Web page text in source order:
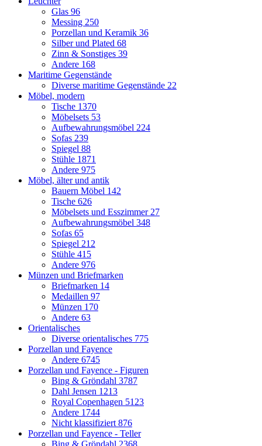
Glas 96
Messing 250
Porzellan und Keramik 36
Silber und Plated 68
Zinn & Sonstiges 39
Andere 168
Maritime Gegenstände
Diverse maritime Gegenstände 22
Möbel, modern
Tische 1370
Möbelsets 53
Aufbewahrungsmöbel 224
Sofas 239
Spiegel 88
Stühle 1871
Andere 975
Möbel, älter und antik
Bauern Möbel 142
Tische 626
Möbelsets und Esszimmer 27
Aufbewahrungsmöbel 348
Sofas 65
Spiegel 212
Stühle 415
Andere 976
Münzen und Briefmarken
Briefmarken 14
Medaillen 97
Münzen 170
Andere 63
Orientalisches
Diverse orientalisches 775
Porzellan und Fayence
Andere 6745
Porzellan und Fayence - Figuren
Bing & Gröndahl 3787
Dahl Jensen 1213
Royal Copenhagen 5123
Andere 1744
Nicht klassifiziert 876
Porzellan und Fayence - Teller